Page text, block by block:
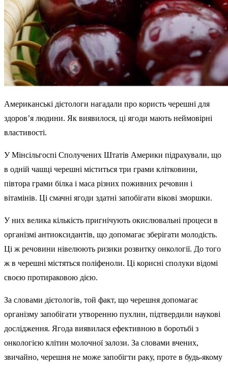
Американські дієтологи нагадали про користь черешні для
здоров’я людини. Як виявилося, ці ягоди мають неймовірні
властивості.
У Мінсільгоспі Сполучених Штатів Америки підрахували, що
в одній чашці черешні міститься три грами клітковини,
півтора грами білка і маса різних поживних речовин і
вітамінів. Ці смачні ягоди здатні запобігати вікові зморшки.
У них велика кількість пригнічують окислювальні процеси в
організмі антиоксидантів, що допомагає зберігати молодість.
Ці ж речовини нівелюють ризики розвитку онкології. До того
ж в черешні містяться поліфеноли. Ці корисні сполуки відомі
своєю протираковою дією.
За словами дієтологів, той факт, що черешня допомагає
організму запобігати утворенню пухлин, підтвердили наукові
дослідження. Ягода виявилася ефективною в боротьбі з
онкологією клітин молочної залози. За словами вчених,
звичайно, черешня не може запобігти раку, проте в будь-якому